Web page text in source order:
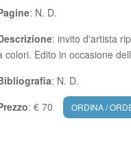
: N. D.
: invito d'artista
colori. Edito in occasione
: N. D.
: € 70 ORDINA /